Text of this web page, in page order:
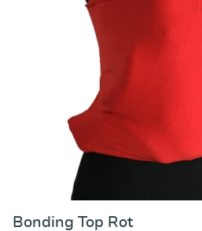
Bonding Top Rot